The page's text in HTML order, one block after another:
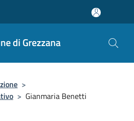
di Grezzana
>
> Gianmaria Benetti